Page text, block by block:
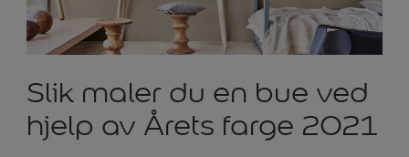
Slik maler du en bue ved
hjelp av Årets farge 2021